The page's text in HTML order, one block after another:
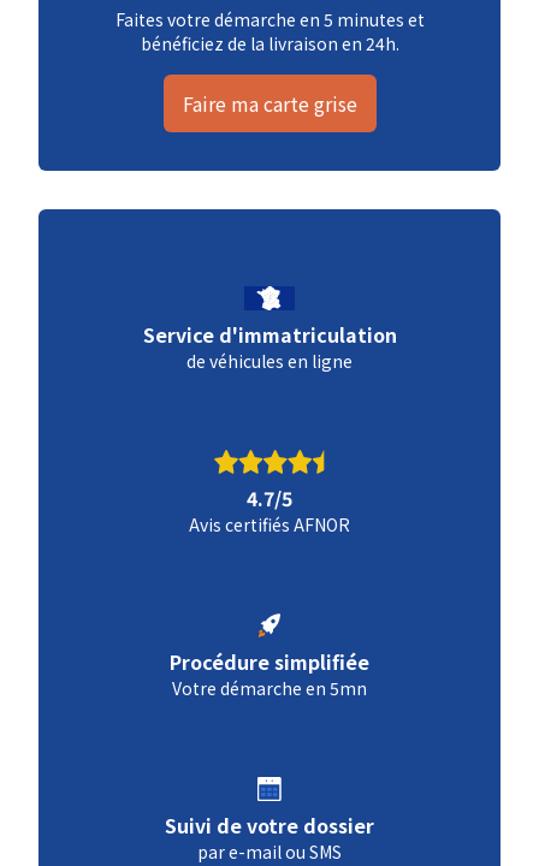
Faites votre démarche en 5 minutes et
bénéficiez de la livraison en 24h.
Faire ma carte grise
Service d'immatriculation
de véhicules en ligne
4.7/5
Avis certifiés AFNOR
Procédure simplifiée
Votre démarche en 5mn
Suivi de votre dossier
par e-mail ou SMS